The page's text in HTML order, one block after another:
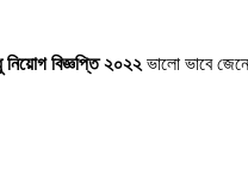
নিয়োগ বিজ্ঞপ্তি ২০২২ ভালো ভাবে